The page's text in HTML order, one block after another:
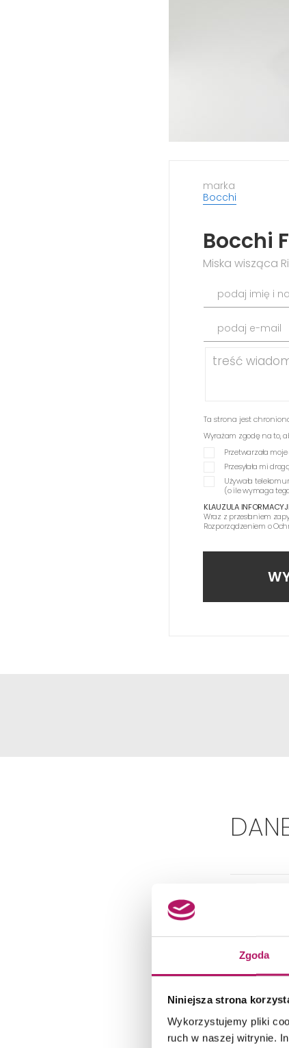
Zgoda
Niniejsza strona
Wykorzystujemy pliki
ruch w naszej witrynie.
marka
Bocchi
Bocchi
Miska wisząca
podaj imię i
podaj e-mail
Ta strona jest
Wyrażam zgodę na to,
Przetwarzała
Przesyłała mi
Używała
(o ile wymaga
KLAUZULA
Wraz z przesłaniem
Rozporządzeniem o